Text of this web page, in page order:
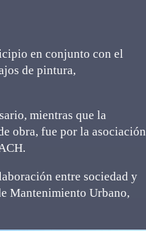
en conjunto con el
de pintura,
mientras que la
obra, fue por la asociación
entre sociedad y
Mantenimiento Urbano,